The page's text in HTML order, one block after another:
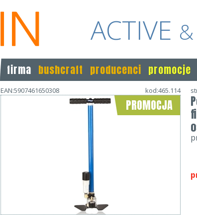
ACTIVE &
firma bushcraft producenci promocje
EAN:5907461650308 kod:465.114
PROMOCJA